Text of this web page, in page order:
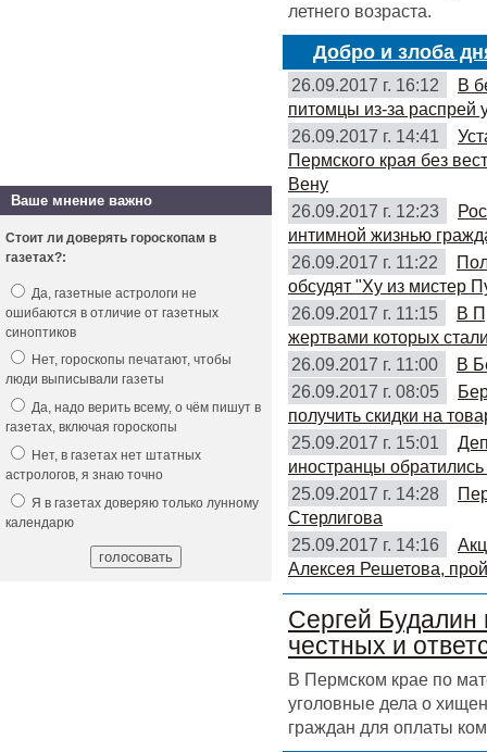
летнего возраста.
Добро и злоба
26.09.2017 г. 16:12
В
питомцы из-за распрей
26.09.2017 г. 14:41
Пермского края без
Вену
26.09.2017 г. 12:23
интимной жизнью
26.09.2017 г. 11:22
обсудят "Ху из мистер
26.09.2017 г. 11:15
В
жертвами которых
26.09.2017 г. 11:00
В
26.09.2017 г. 08:05
получить скидки на
25.09.2017 г. 15:01
иностранцы обратились
25.09.2017 г. 14:28
Стерлигова
25.09.2017 г. 14:16
Алексея Решетова,
Сергей Будалин
честных и
В Пермском крае по
уголовные дела о
граждан для оплаты
Ваше мнение важно
Стоит ли доверять гороскопам в
газетах?:
Да, газетные астрологи не
ошибаются в отличие от газетных
синоптиков
Нет, гороскопы печатают, чтобы
люди выписывали газеты
Да, надо верить всему, о чём пишут в
газетах, включая гороскопы
Нет, в газетах нет штатных
астрологов, я знаю точно
Я в газетах доверяю только лунному
календарю